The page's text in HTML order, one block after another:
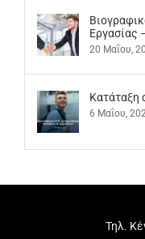
Εργασίας
20 Μαΐου,
Kατάταξη
6 Μαΐου,
Τηλ.